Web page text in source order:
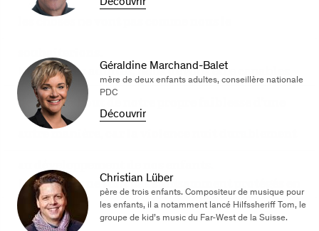
les choses ne vont pas comme nous le
Nous autres adultes, nous devons être capables
de venir à bout de notre propre faiblesse d’une
autre manière, car la violence nuit durablement
Les enfants ne sont pas suffisamment protégés en
Suisse.
Géraldine Marchand-Balet
mère de deux enfants adultes, conseillère nationale
PDC
Découvrir
Christian Lüber
père de trois enfants. Compositeur de musique pour
les enfants, il a notamment lancé Hilfssheriff Tom, le
groupe de kid’s music du Far-West de la Suisse.